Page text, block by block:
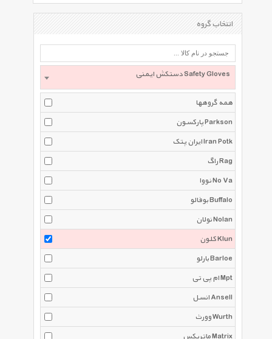
انتخاب گروه
دستکش ایمنی Safety Gloves
همه گروهها
پارکسون Parkson
ایران پتک Iran Potk
راگ Rag
نووا No Va
بوفالو Buffalo
نولان Nolan
کلون Klun
بارلو Barloe
ام پی تی Mpt
انسل Ansell
وورث Wurth
ماتریکس Matrix